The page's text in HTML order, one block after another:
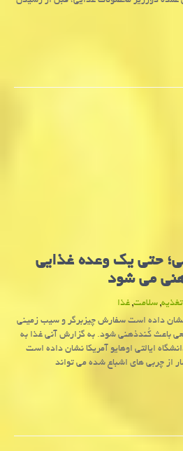
حتی یك وعده غذایی
می شود
تغذیه,سلامت,غذا
داده است سفارش چیزبرگر و سیب زمینی
باعث كُندذهنی شود. به گزارش آنی غذا به
ایالتی اوهایو آمریکا نشان داده است
چربی های اشباع شده می تواند